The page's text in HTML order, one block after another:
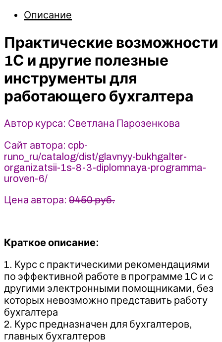
1С
другие
полезные
инструменты
для
работающего
бухгалтера
Светлана
(2024)
РУНО
Описание
Практические возможности
1С и другие полезные
инструменты для
работающего бухгалтера
Автор курса: Светлана Парозенкова
Сайт автора: cpb-
runo_ru/catalog/dist/glavnyy-bukhgalter-
organizatsii-1s-8-3-diplomnaya-programma-
uroven-6/
Цена автора: 9450 руб.
Краткое описание:
1. Курс с практическими рекомендациями
по эффективной работе в программе 1С и с
другими электронными помощниками, без
которых невозможно представить работу
бухгалтера
2. Курс предназначен для бухгалтеров,
главных бухгалтеров